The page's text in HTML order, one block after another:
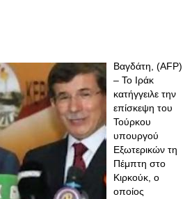
Βαγδάτη, (AFP)
– Το Ιράκ
κατήγγειλε την
επίσκεψη του
Τούρκου
υπουργού
Εξωτερικών τη
Πέμπτη στο
Κιρκούκ, ο
οποίος